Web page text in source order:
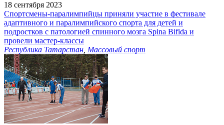
18 сентября 2023
Спортсмены-паралимпийцы приняли участие в фестивале
адаптивного и паралимпийского спорта для детей и
подростков с патологией спинного мозга Spina Bifida и
провели мастер-классы
Республика Татарстан Массовый спорт